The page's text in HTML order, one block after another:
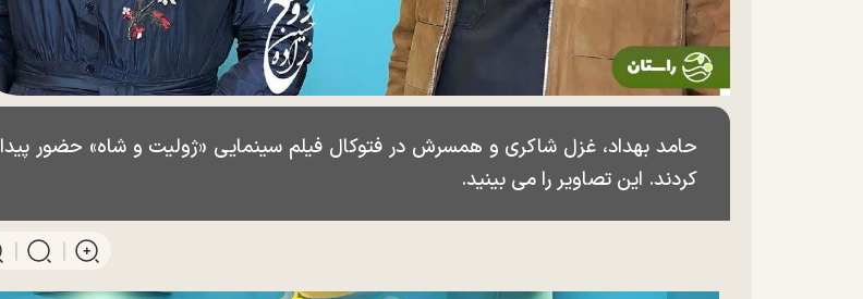
حامد بهداد، غزل شاکری و همسرش در فتوکال فیلم سینمایی «ژولیت و شاه» حضور پیدا
کردند. این تصاویر را می بینید.